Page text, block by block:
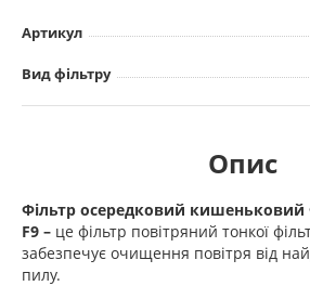
Артикул
Вид фільтру
Опис
Фільтр осередковий кишеньковий
F9 – це фільтр повітряний тонкої
забезпечує очищення повітря від
пилу.